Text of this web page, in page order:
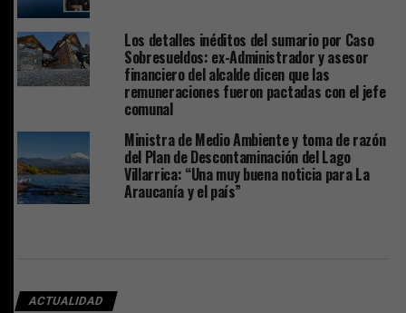
Los detalles inéditos del sumario por Caso
Sobresueldos: ex-Administrador y asesor
financiero del alcalde dicen que las
remuneraciones fueron pactadas con el jefe
comunal
Ministra de Medio Ambiente y toma de razón
del Plan de Descontaminación del Lago
Villarrica: “Una muy buena noticia para La
Araucanía y el país”
ACTUALIDAD